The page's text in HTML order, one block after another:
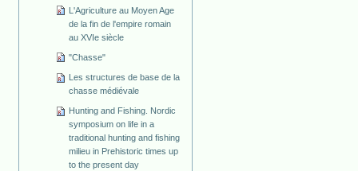
L'Agriculture au Moyen Age
de la fin de l'empire romain
au XVIe siècle
"Chasse"
Les structures de base de la
chasse médiévale
Hunting and Fishing. Nordic
symposium on life in a
traditional hunting and fishing
milieu in Prehistoric times up
to the present day